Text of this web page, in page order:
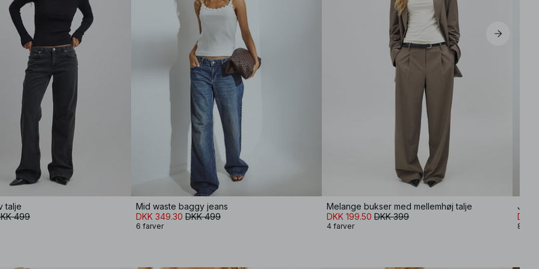
talje
499
Mid waste baggy jeans
DKK 349.30 DKK 499
6 farver
Melange bukser med mellemhøj talje
DKK 199.50 DKK 399
4 farver
DKK
8